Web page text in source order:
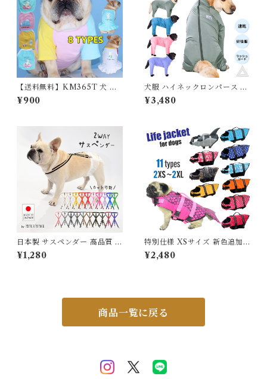
【送料無料】KM365T 犬 春
夏服 中型犬 フレンチブルドッ
グ フレブル タンクトップ キャ
ウェア 小型犬 ペット服
¥900
犬服 ハイネックロンパース 大
型犬 中型犬 ラッシュガード 日
除け 日焼け つなぎ カバーオー
シーズンドッグウェア ゴール
デンレトリーバー ボーダーコ
リー 柴犬 ペット服 ペット わ
んこ用 KM814OP
¥3,480
日本製 サスペンダー 高品質 金
属クリップ 無地 ボーダー 全2
0色 犬 猫 調整可能 カット可能
¥1,280
特別仕様 XSサイズ 新色追加
犬 ライフジャケット 犬用 ドッ
グ ペット 安全 安心 超小型犬
G
¥2,480
商品一覧に戻る